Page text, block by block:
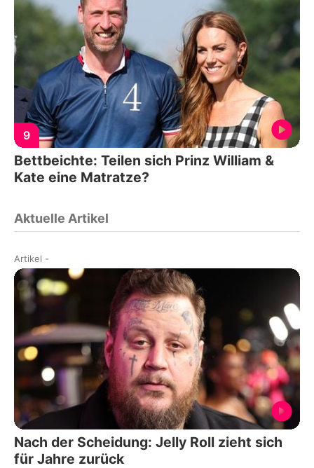
9
Bettbeichte: Teilen sich Prinz William &
Kate eine Matratze?
Aktuelle Artikel
Artikel -
Nach der Scheidung: Jelly Roll zieht sich
für Jahre zurück